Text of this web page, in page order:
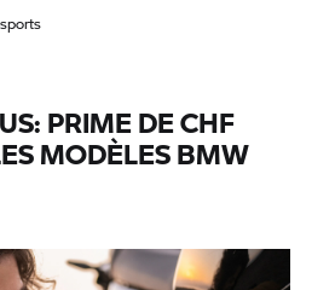
PRIME DE CHF
MODÈLES BMW